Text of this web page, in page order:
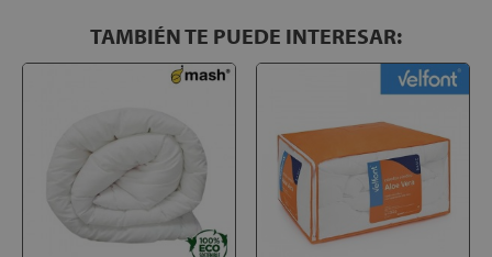
TAMBIÉN TE PUEDE INTERESAR: